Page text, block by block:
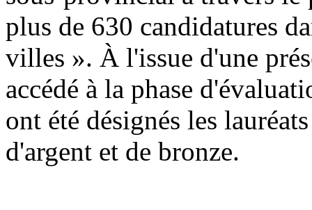
plus de 630 candidatures
villes ». À l'issue d'une
accédé à la phase
ont été désignés les
d'argent et de bronze.